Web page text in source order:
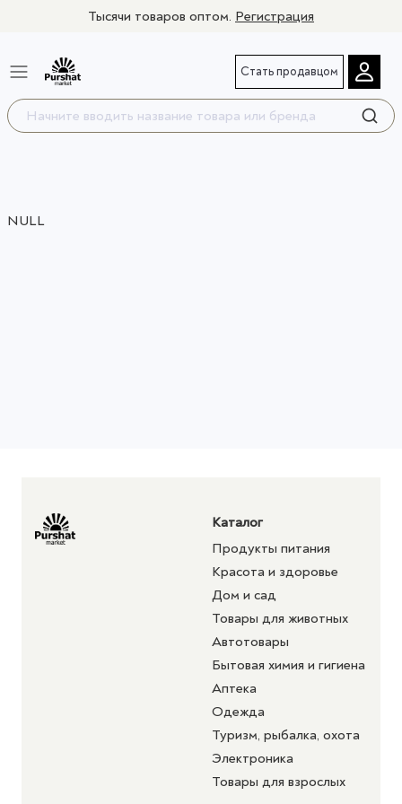
Тысячи товаров оптом. Регистрация
Стать продавцом
NULL
Каталог
Продукты питания
Красота и здоровье
Дом и сад
Товары для животных
Автотовары
Бытовая химия и гигиена
Аптека
Одежда
Туризм, рыбалка, охота
Электроника
Товары для взрослых